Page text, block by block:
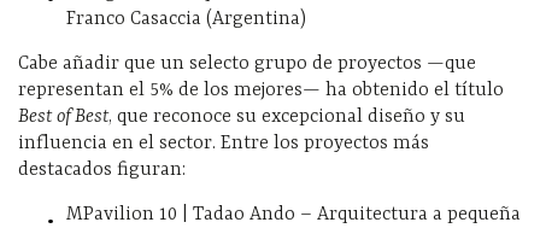
Franco Casaccia (Argentina)
Cabe añadir que un selecto grupo de proyectos —que
representan el 5% de los mejores— ha obtenido el título
Best of Best, que reconoce su excepcional diseño y su
influencia en el sector. Entre los proyectos más
destacados figuran:
MPavilion 10 | Tadao Ando – Arquitectura a pequeña